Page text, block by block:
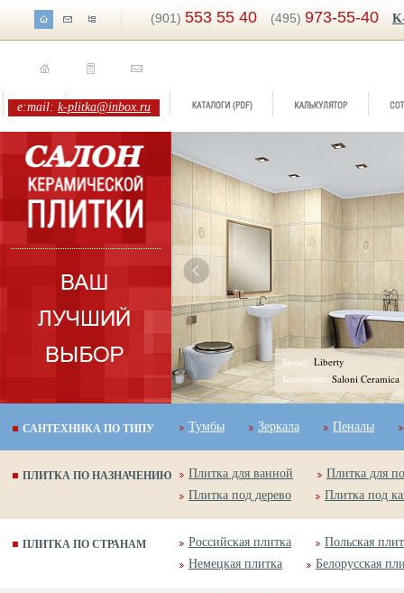
(901) 553 55 40 (495) 973-55-40
e:mail: k-plitka@inbox.ru
Бренд:Liberty
САНТЕХНИКА ПО ТИПУ Тумбы Зеркала Пеналы
ПЛИТКА ПО НАЗНАЧЕНИЮ Плитка для ванной
Плитка для
Плитка под дерево
Плитка под
ПЛИТКА ПО СТРАНАМ Российская плитка
Польская
Немецкая плитка
Белорусская